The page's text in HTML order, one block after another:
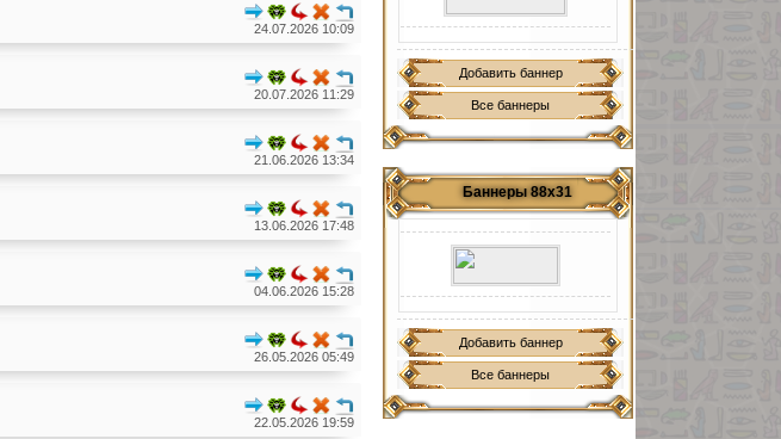
Добавить баннер
Все баннеры
Баннеры 88х31
Добавить баннер
Все баннеры
24.07.2026 10:09
20.07.2026 11:29
21.06.2026 13:34
13.06.2026 17:48
04.06.2026 15:28
26.05.2026 05:49
22.05.2026 19:59